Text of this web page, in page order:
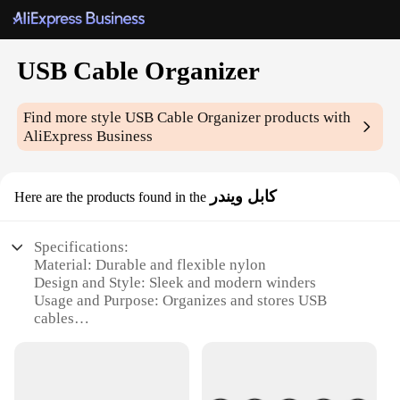
USB Cable Organizer
Find more styleUSB Cable Organizer products with
AliExpress Business
Here are the products found in the كابل ويندر
Specifications:
Material: Durable and flexible nylon
Design and Style: Sleek and modern winders
Usage and Purpose: Organizes and stores USB
cables